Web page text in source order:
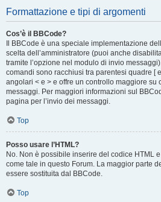
Formattazione e tipi di argomenti
Cos’è il BBCode?
Il BBCode è una speciale implementazione
scelta dell’amministratore (puoi anche
tramite l’opzione nel modulo di invio
comandi sono racchiusi tra parentesi quadre [
angolari < e > e offre un controllo maggiore su
messaggi. Per maggiori informazioni sul
pagina per l’invio dei messaggi.
Top
Posso usare l’HTML?
No. Non è possibile inserire del codice HTML
come tale in questo Forum. La maggior parte
essere sostituita dal BBCode.
Top